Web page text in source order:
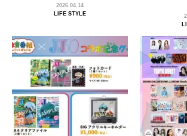
2026.04.14
LIFE STYLE